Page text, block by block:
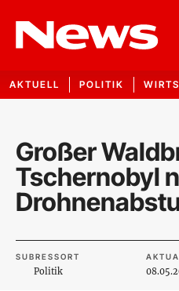
AKTUELL POLITIK
Großer
Tschernobyl
SUBRESSORT
Politik